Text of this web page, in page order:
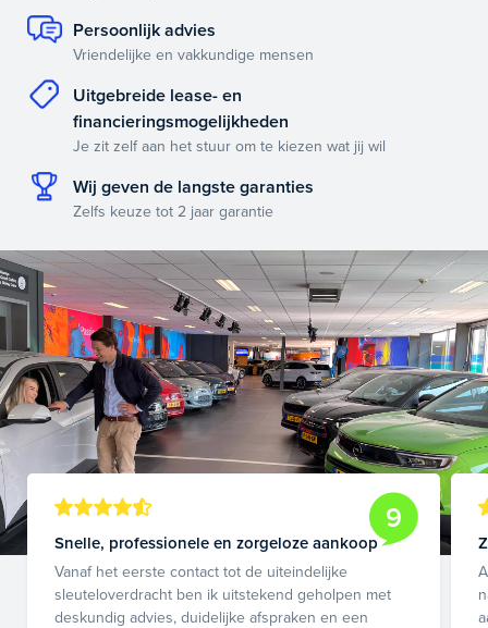
Persoonlijk advies
Vriendelijke en vakkundige mensen
Uitgebreide lease- en
financieringsmogelijkheden
Je zit zelf aan het stuur om te kiezen wat jij wil
Wij geven de langste garanties
Zelfs keuze tot 2 jaar garantie
9
Snelle, professionele en zorgeloze aankoop
Vanaf het eerste contact tot de uiteindelijke
sleuteloverdracht ben ik uitstekend geholpen met
deskundig advies, duidelijke afspraken en een